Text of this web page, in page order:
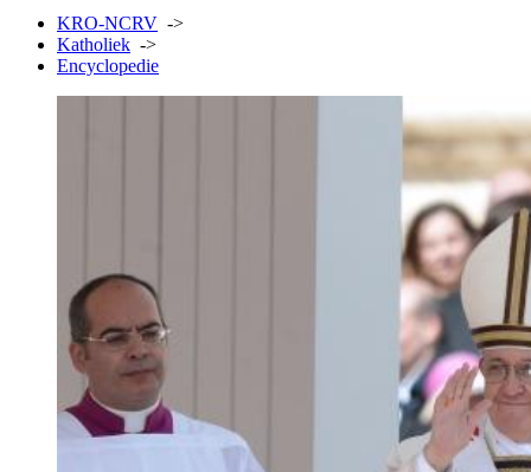
KRO-NCRV ->
Katholiek ->
Encyclopedie